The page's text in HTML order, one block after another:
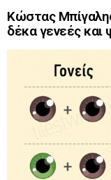
Κώστας
δέκα γενεές και